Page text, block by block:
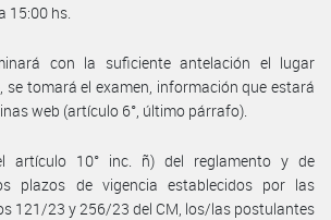
15:00 hs.
con la suficiente antelación el lugar
se tomará el examen, información que estará
web (artículo 6°, último párrafo).
artículo 10° inc. ñ) del reglamento y de
plazos de vigencia establecidos por las
121/23 y 256/23 del CM, los/las postulantes